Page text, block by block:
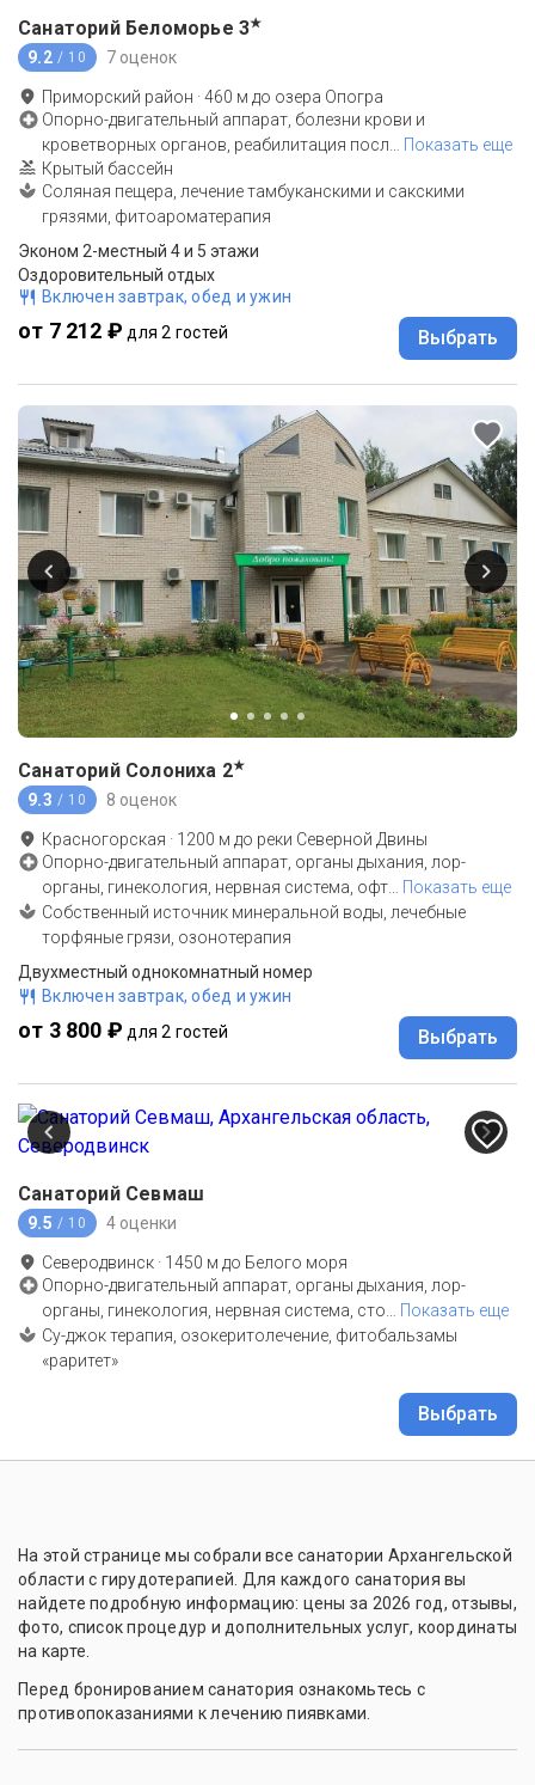
Санаторий Беломорье 3★
9.2 / 10 7 оценок
Приморский район ·460 м до озера Опогра
Опорно-двигательный аппарат, болезни крови и
кроветворных органов, реабилитация посл… Показать еще
Крытый бассейн
Соляная пещера, лечение тамбуканскими и сакскими
грязями, фитоароматерапия
Эконом 2-местный 4 и 5 этажи
Оздоровительный отдых
Включен завтрак, обед и ужин
от 7 212 ₽ для 2 гостей Выбрать
Санаторий Солониха 2★
9.3 / 10 8 оценок
Красногорская · 1200 м до реки Северной Двины
Опорно-двигательный аппарат, органы дыхания, лор-
органы, гинекология, нервная система, офт… Показать еще
Собственный источник минеральной воды, лечебные
торфяные грязи, озонотерапия
Двухместный однокомнатный номер
Включен завтрак, обед и ужин
от 3 800 ₽ для 2 гостей Выбрать
Санаторий Севмаш
9.5 / 10 4 оценки
Северодвинск · 1450 м до Белого моря
Опорно-двигательный аппарат, органы дыхания, лор-
органы, гинекология, нервная система, сто… Показать еще
Су-джок терапия, озокеритолечение, фитобальзамы
«раритет»
Выбрать
На этой странице мы собрали все санатории Архангельской
области с гирудотерапией. Для каждого санатория вы
найдете подробную информацию: цены за 2026 год, отзывы,
фото, список процедур и дополнительных услуг, координаты
на карте.
Перед бронированием санатория ознакомьтесь с
противопоказаниями к лечению пиявками.